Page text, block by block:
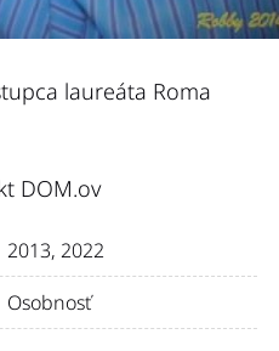
laureáta Roma
DOM.ov
2013, 2022
Osobnosť